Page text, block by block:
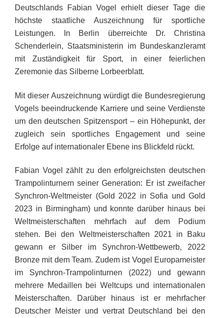
Deutschlands Fabian Vogel erhielt dieser Tage die
höchste staatliche Auszeichnung für sportliche
Leistungen. In Berlin überreichte Dr. Christina
Schenderlein, Staatsministerin im Bundeskanzleramt
mit Zuständigkeit für Sport, in einer feierlichen
Zeremonie das Silberne Lorbeerblatt.
Mit dieser Auszeichnung würdigt die Bundesregierung
Vogels beeindruckende Karriere und seine Verdienste
um den deutschen Spitzensport – ein Höhepunkt, der
zugleich sein sportliches Engagement und seine
Erfolge auf internationaler Ebene ins Blickfeld rückt.
Fabian Vogel zählt zu den erfolgreichsten deutschen
Trampolinturnern seiner Generation: Er ist zweifacher
Synchron-Weltmeister (Gold 2022 in Sofia und Gold
2023 in Birmingham) und konnte darüber hinaus bei
Weltmeisterschaften mehrfach auf dem Podium
stehen. Bei den Weltmeisterschaften 2021 in Baku
gewann er Silber im Synchron-Wettbewerb, 2022
Bronze mit dem Team. Zudem ist Vogel Europameister
im Synchron-Trampolinturnen (2022) und gewann
mehrere Medaillen bei Weltcups und internationalen
Meisterschaften. Darüber hinaus ist er mehrfacher
Deutscher Meister und vertrat Deutschland bei den